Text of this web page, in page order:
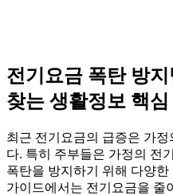
전기요금 폭탄 방
찾는 생활정보 핵
최근 전기요금의 급증은 가
다. 특히 주부들은 가정의 전
폭탄을 방지하기 위해 다양
가이드에서는 전기요금을 줄